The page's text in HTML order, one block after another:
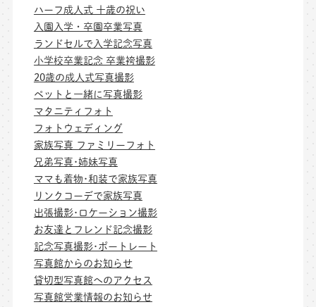
ハーフ成人式 十歳の祝い
入園入学・卒園卒業写真
ランドセルで入学記念写真
小学校卒業記念 卒業袴撮影
20歳の成人式写真撮影
ペットと一緒に写真撮影
マタニティフォト
フォトウェディング
家族写真 ファミリーフォト
兄弟写真･姉妹写真
ママも着物･和装で家族写真
リンクコーデで家族写真
出張撮影･ロケーション撮影
お友達とフレンド記念撮影
記念写真撮影･ポートレート
写真館からのお知らせ
貸切型写真館へのアクセス
写真館営業情報のお知らせ